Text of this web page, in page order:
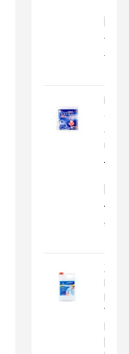
|
AK703
Khăn
giấy
ăn
rút
|
JP500X
Xà
Rửa
Tay
|